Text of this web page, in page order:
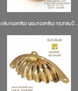
ตลับทองเหลือง ผอบทองเหลือง ทรงกลมป้...